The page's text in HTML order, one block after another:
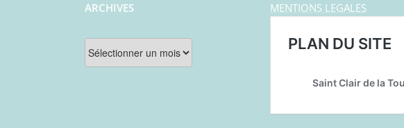
ARCHIVES
Archives
MENTIONS LEGALES